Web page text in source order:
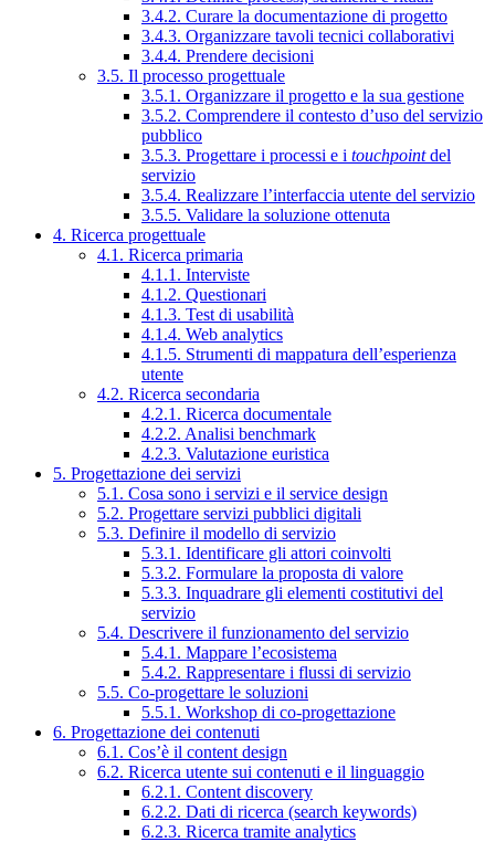
3.4.2. Curare la documentazione di progetto
3.4.3. Organizzare tavoli tecnici collaborativi
3.4.4. Prendere decisioni
3.5. Il processo progettuale
3.5.1. Organizzare il progetto e la sua gestione
3.5.2. Comprendere il contesto d’uso del servizio
pubblico
3.5.3. Progettare i processi e i touchpointdel
servizio
3.5.4. Realizzare l’interfaccia utente del servizio
3.5.5. Validare la soluzione ottenuta
4. Ricerca progettuale
4.1. Ricerca primaria
4.1.1. Interviste
4.1.2. Questionari
4.1.3. Test di usabilità
4.1.4. Web analytics
4.1.5. Strumenti di mappatura dell’esperienza
utente
4.2. Ricerca secondaria
4.2.1. Ricerca documentale
4.2.2. Analisi benchmark
4.2.3. Valutazione euristica
5. Progettazione dei servizi
5.1. Cosa sono i servizi e il service design
5.2. Progettare servizi pubblici digitali
5.3. Definire il modello di servizio
5.3.1. Identificare gli attori coinvolti
5.3.2. Formulare la proposta di valore
5.3.3. Inquadrare gli elementi costitutivi del
servizio
5.4. Descrivere il funzionamento del servizio
5.4.1. Mappare l’ecosistema
5.4.2. Rappresentare i flussi di servizio
5.5. Co-progettare le soluzioni
5.5.1. Workshop di co-progettazione
6. Progettazione dei contenuti
6.1. Cos’è il content design
6.2. Ricerca utente sui contenuti e il linguaggio
6.2.1. Content discovery
6.2.2. Dati di ricerca (search keywords)
6.2.3. Ricerca tramite analytics